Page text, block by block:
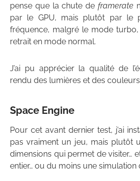
pense que la chute de framerate
par le GPU, mais plutôt par le
fréquence, malgré le mode
retrait en mode normal.
J’ai pu apprécier la qualité de
rendu des lumières et des
Space Engine
Pour cet avant dernier test, j’ai
pas vraiment un jeu, mais plutôt
dimensions qui permet de visiter…
entier… ou du moins une simulation